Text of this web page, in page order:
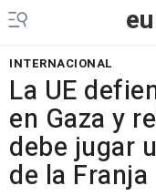
INTERNACIONAL
La UE
en Gaza y
debe jugar
de la Franja